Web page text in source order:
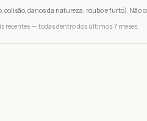
colisão, danos da natureza, roubo e furto). Não
— todas dentro dos últimos 7 meses.